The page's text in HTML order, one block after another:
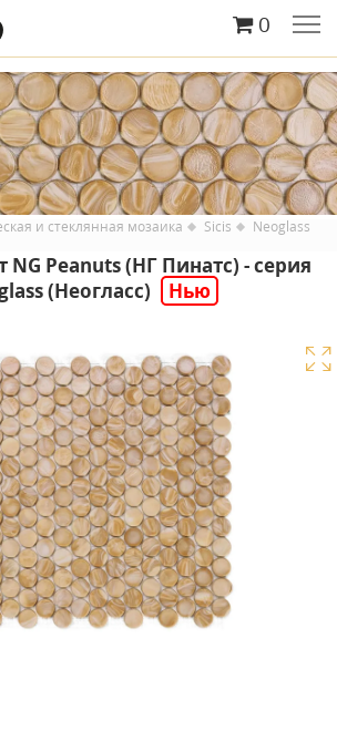
0
и стеклянная мозаика Sicis
Neoglass
NG Peanuts (НГ Пинатс) - серия
(Неогласс)
Нью